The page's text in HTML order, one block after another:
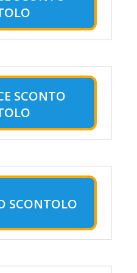
SCONTO
SCONTOLO